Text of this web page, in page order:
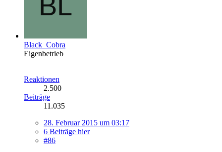
Black_Cobra
Eigenbetrieb
Reaktionen
2.500
Beiträge
11.035
28. Februar 2015 um 03:17
6 Beiträge hier
#86